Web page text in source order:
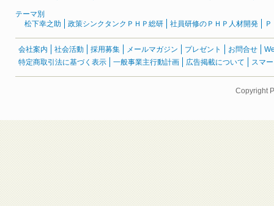
テーマ別
松下幸之助
政策シンクタンクＰＨＰ総研 社員研修のＰＨＰ人材開発
会社案内 社会活動 採用募集 メールマガジン プレゼント お問合せ
特定商取引法に基づく表示
一般事業主行動計画 広告掲載について スマ
Copyright